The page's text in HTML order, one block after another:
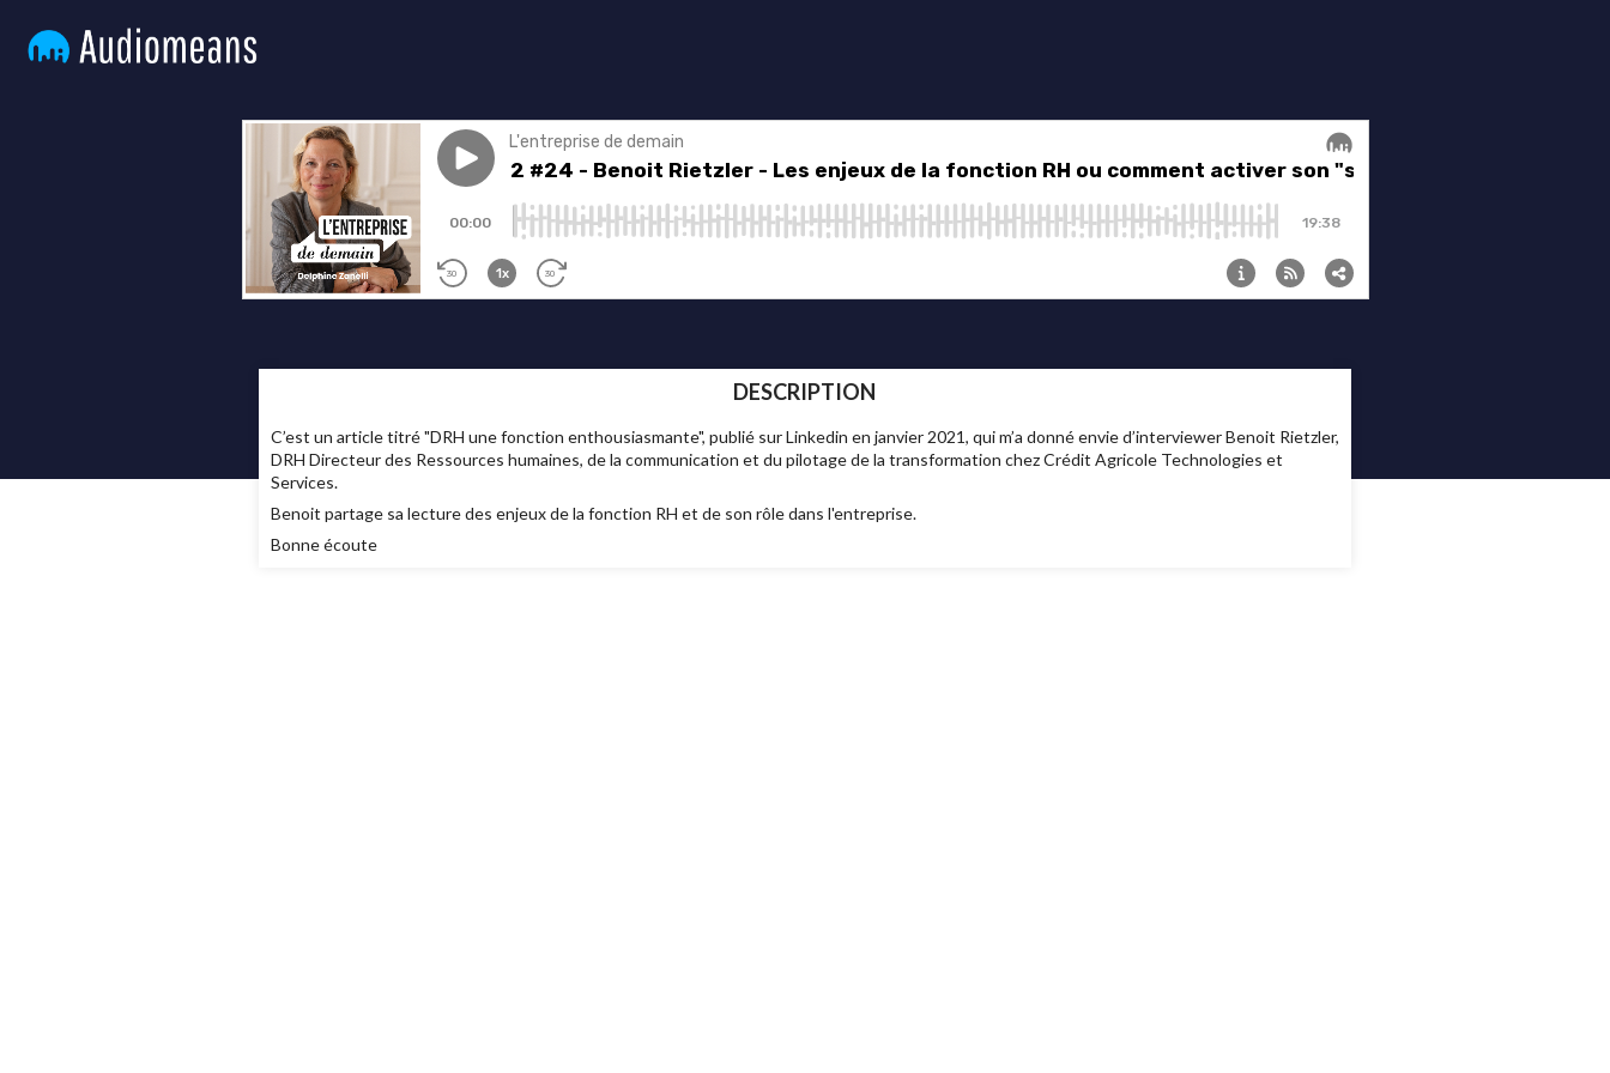
DESCRIPTION
C’est un article titré "DRH une fonction enthousiasmante", publié sur Linkedin en janvier 2021, qui m’a donné envie d’interviewer Benoit Rietzler,
DRH Directeur des Ressources humaines, de la communication et du pilotage de la transformation chez Crédit Agricole Technologies et
Services.
Benoit partage sa lecture des enjeux de la fonction RH et de son rôle dans l'entreprise.
Bonne écoute